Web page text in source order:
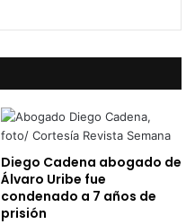
Diego Cadena abogado de
Álvaro Uribe fue
condenado a 7 años de
prisión